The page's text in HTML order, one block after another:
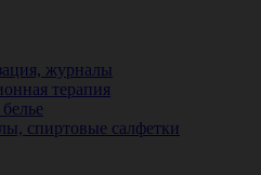
журналы
терапия
спиртовые салфетки